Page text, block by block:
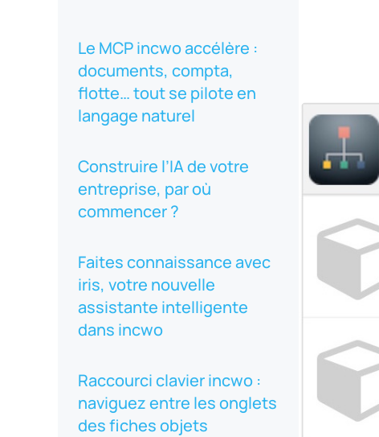
Le MCP incwo accélère :
documents, compta,
flotte… tout se pilote en
langage naturel
Construire l’IA de votre
entreprise, par où
commencer ?
Faites connaissance avec
iris, votre nouvelle
assistante intelligente
dans incwo
Raccourci clavier incwo :
naviguez entre les onglets
des fiches objets